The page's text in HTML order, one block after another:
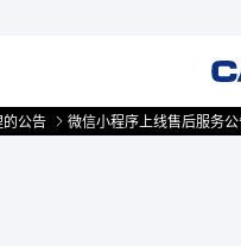
公告 微信小程序上线售后服务公告